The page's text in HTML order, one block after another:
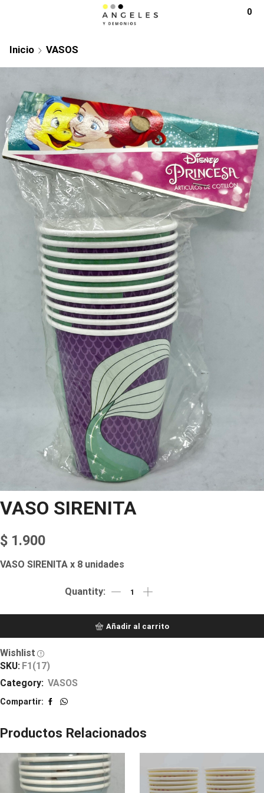
0
Inicio VASOS
VASO SIRENITA
$ 1.900
VASO SIRENITA x 8 unidades
Añadir al carrito
Wishlist
SKU: F1(17)
Category: VASOS
Compartir:
Productos Relacionados